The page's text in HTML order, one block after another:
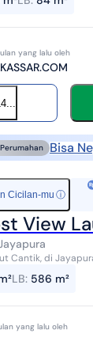
yang lalu oleh
Bisa
Cicilan-mu ⓘ
View
di Jayapura Papua
dan Nyaman,
Property ...
LB: 586 m²
yang lalu oleh